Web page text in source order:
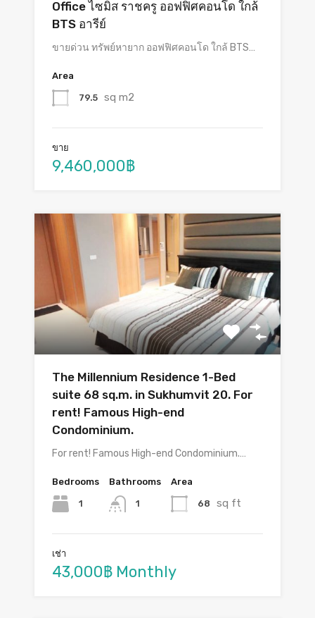
Office ไซมิส ราชครู ออฟฟิศคอนโด ใกล้
BTS อารีย์
ขายด่วน ทรัพย์หายาก ออฟฟิศคอนโด ใกล้ BTS…
Area
79.5 sq m2
ขาย
9,460,000฿
The Millennium Residence 1-Bed
suite 68 sq.m. in Sukhumvit 20. For
rent! Famous High-end
Condominium.
For rent! Famous High-end Condominium.…
Bedrooms
1
Bathrooms
1
Area
68 sq ft
เช่า
43,000฿ Monthly